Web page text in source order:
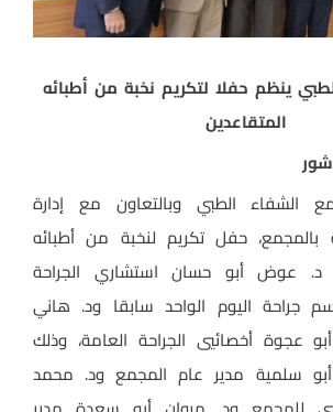
ينظم حفلا لتكريم نخبة من أطبائه
المتقاعدين
الشفاء الطبي وبالتعاون مع إدارة
حفل تكريم لنخبة من أطبائه
د. عوض أبو حسان استشاري الجراحة
جراحة اليوم الواحد سابقا ود. هاني
عجوة أخصائيي الجراحة العامة، وذلك
سلمية مدير عام المجمع ود. محمد